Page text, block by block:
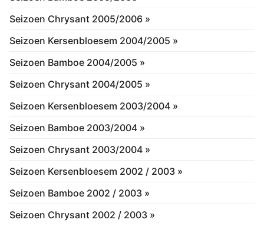
Seizoen Chrysant 2005/2006 »
Seizoen Kersenbloesem 2004/2005 »
Seizoen Bamboe 2004/2005 »
Seizoen Chrysant 2004/2005 »
Seizoen Kersenbloesem 2003/2004 »
Seizoen Bamboe 2003/2004 »
Seizoen Chrysant 2003/2004 »
Seizoen Kersenbloesem 2002 / 2003 »
Seizoen Bamboe 2002 / 2003 »
Seizoen Chrysant 2002 / 2003 »